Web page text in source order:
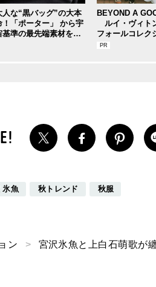
人な“黒バッグ”の大本
！「ポーター」 から宇
基準の最先端素材を採
BEYOND A
ルイ・ヴィト
フォールコレク
描くプレッピー
氷魚 秋トレンド 秋服
ン
宮沢氷魚と上白石萌歌が